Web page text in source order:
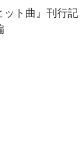
ット曲』刊行記